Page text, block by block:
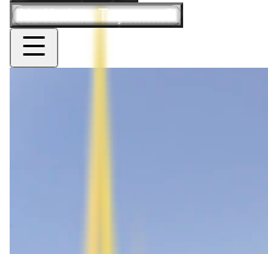
Ne Kadara Taşınırım?